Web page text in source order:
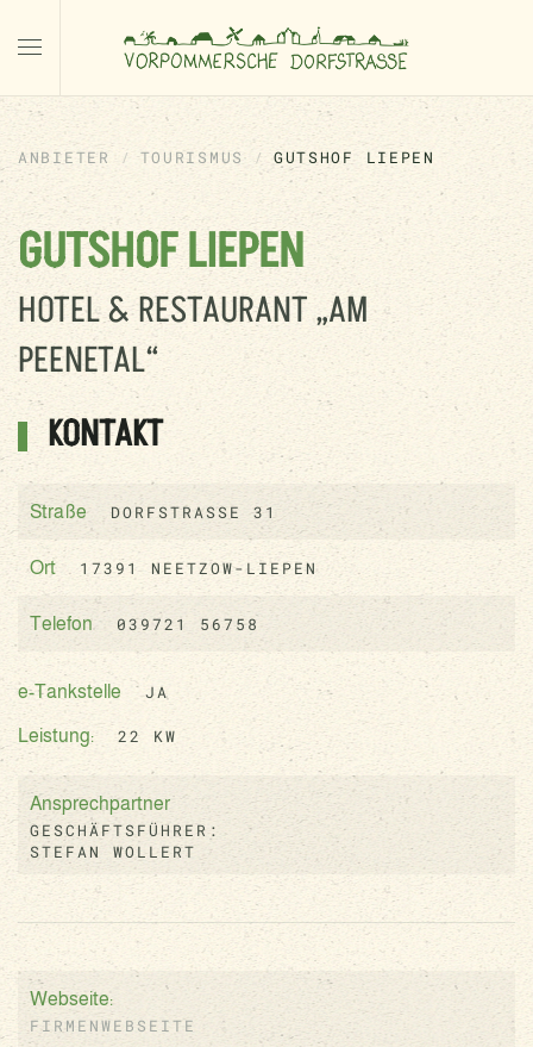
ANBIETER TOURISMUS GUTSHOF LIEPEN
GUTSHOF LIEPEN
HOTEL & RESTAURANT „AM
PEENETAL“
KONTAKT
Straße DORFSTRASSE 31
Ort 17391 NEETZOW-LIEPEN
Telefon 039721 56758
e-Tankstelle JA
Leistung: 22 KW
Ansprechpartner
GESCHÄFTSFÜHRER:
STEFAN WOLLERT
Webseite:
FIRMENWEBSEITE